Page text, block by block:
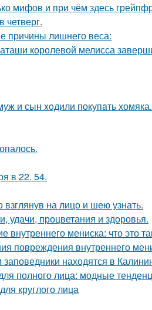
мифов и при чём здесь
четверг.
причины лишнего веса:
королевой мелисса
и сын xoдили покупaть хомяка.
в 22. 54.
на лицо и шею узнать.
удачи, процветания и здоровья.
внутреннего мениска: что это
повреждения внутреннего
находятся в
полного лица: модные
круглого лица